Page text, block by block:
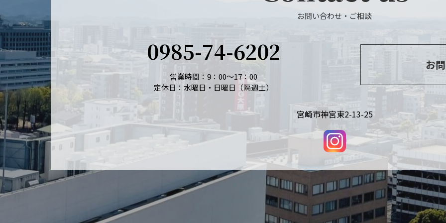
お問い合わせ・ご相談
0985-74-6202
営業時間：9：00～17：00
定休日：水曜日・日曜日（隔週土）
お
宮崎市神宮東2-13-25